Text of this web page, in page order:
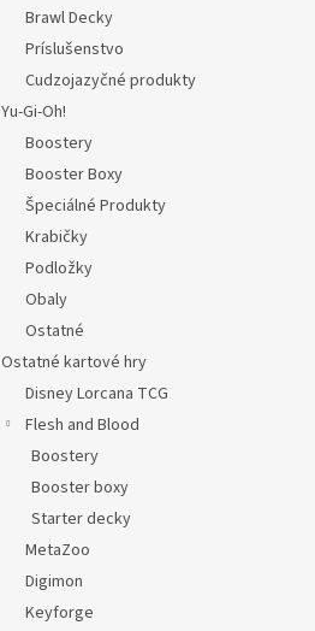
Brawl Decky
Príslušenstvo
Cudzojazyčné produkty
Yu-Gi-Oh!
Boostery
Booster Boxy
Špeciálné Produkty
Krabičky
Podložky
Obaly
Ostatné
Ostatné kartové hry
Disney Lorcana TCG
Flesh and Blood
Boostery
Booster boxy
Starter decky
MetaZoo
Digimon
Keyforge